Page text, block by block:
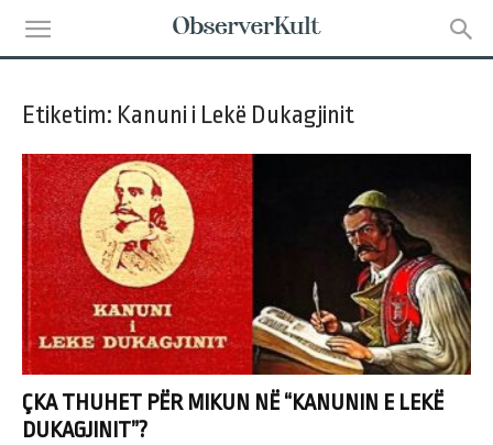
Etiketim: Kanuni i Lekë Dukagjinit
ÇKA THUHET PËR MIKUN NË “KANUNIN E LEKË
DUKAGJINIT”?